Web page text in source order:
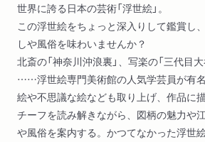
世界に誇る日本の芸術「浮世絵」。
この浮世絵をちょっと深入りして鑑賞し
しや風俗を味わいませんか？
北斎の「神奈川沖浪裏」、写楽の「三代目
……浮世絵専門美術館の人気学芸員が有
絵や不思議な絵なども取り上げ、作品に
チーフを読み解きながら、図柄の魅力や
や風俗を案内する。かつてなかった浮世